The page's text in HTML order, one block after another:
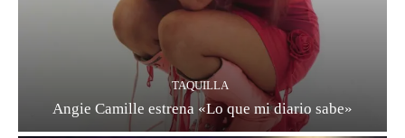
TAQUILLA
Angie Camille estrena «Lo que mi diario sabe»